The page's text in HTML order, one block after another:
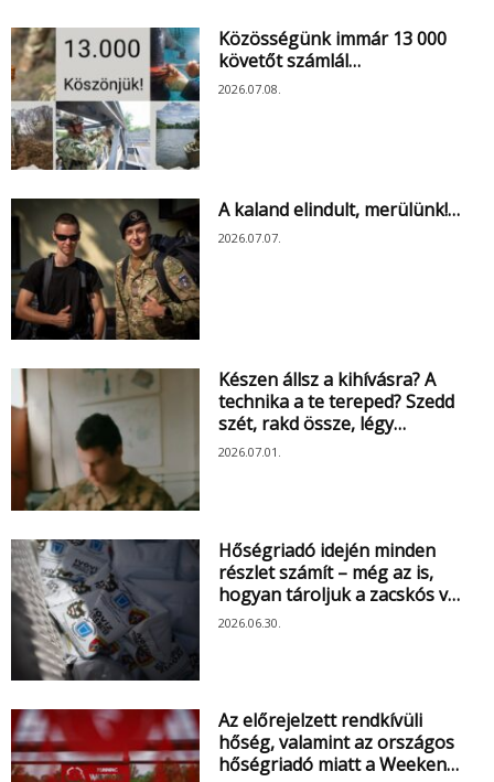
Közösségünk immár 13 000
követőt számlál…
2026.07.08.
A kaland elindult, merülünk!…
2026.07.07.
Készen állsz a kihívásra? A
technika a te tereped? Szedd
szét, rakd össze, légy…
2026.07.01.
Hőségriadó idején minden
részlet számít – még az is,
hogyan tároljuk a zacskós v…
2026.06.30.
Az előrejelzett rendkívüli
hőség, valamint az országos
hőségriadó miatt a Weeken…